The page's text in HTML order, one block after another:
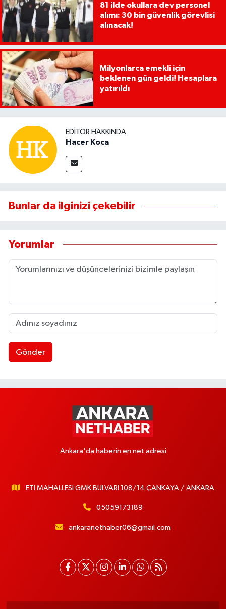
81 ilde okullara dev personel
alımı: 30 bin güvenlik görevlisi
alınacak!
Milyonlarca emekli için
beklenen gün geldi! Hesaplara
yatırıldı
EDITÖR HAKKINDA
Hacer Koca
Bunlar da ilginizi çekebilir
Yorumlar
Gönder
Ankara'da haberin en net adresi
ETİ MAHALLESİ GMK BULVARI 108/14 ÇANKAYA / ANKARA
05059173189
ankaranethaber06@gmail.com